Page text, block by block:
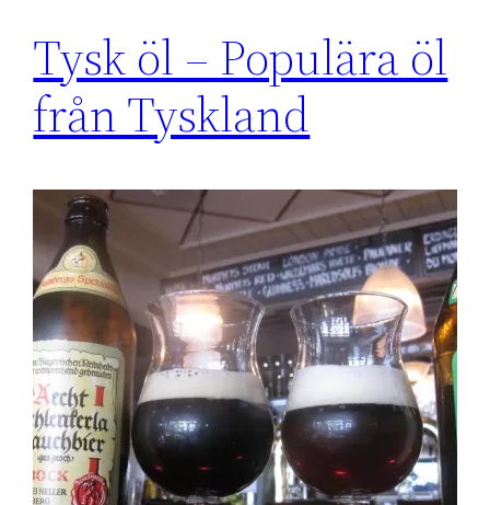
Tysk öl – Populära öl
från Tyskland